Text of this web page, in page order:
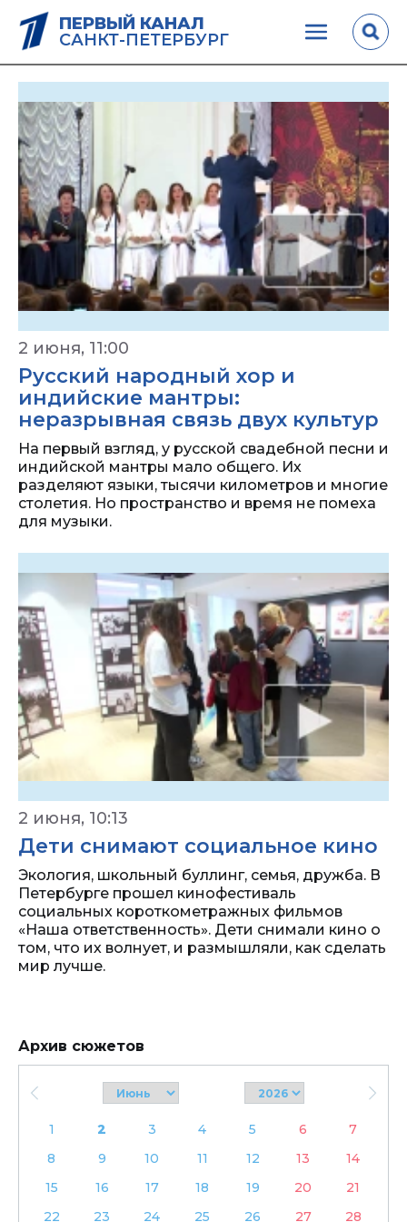
ПЕРВЫЙ КАНАЛ
САНКТ-ПЕТЕРБУРГ
2 июня, 11:00
Русский народный хор и
индийские мантры:
неразрывная связь двух культур
На первый взгляд, у русской свадебной песни и
индийской мантры мало общего. Их
разделяют языки, тысячи километров и многие
столетия. Но пространство и время не помеха
для музыки.
2 июня, 10:13
Дети снимают социальное кино
Экология, школьный буллинг, семья, дружба. В
Петербурге прошел кинофестиваль
социальных короткометражных фильмов
«Наша ответственность». Дети снимали кино о
том, что их волнует, и размышляли, как сделать
мир лучше.
Архив сюжетов
1 2 3 4 5 6
7
8
9 10 11 12 13
14
15
16 17 18 19 20
21
22
23 24 25 26 27 28